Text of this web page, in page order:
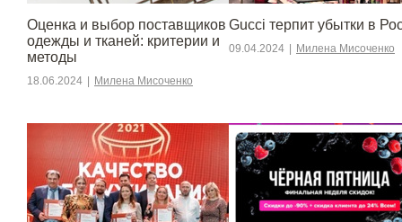
Оценка и выбор поставщиков
одежды и тканей: критерии и
методы
18.06.2024 | Милена Мисоченко
Gucci терпит убытки в
09.04.2024 | Милена Мисоченко